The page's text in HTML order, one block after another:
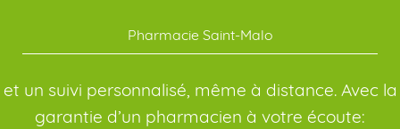
Pharmacie Saint-Malo
et un suivi personnalisé, même à distance. Avec la
garantie d’un pharmacien à votre écoute: